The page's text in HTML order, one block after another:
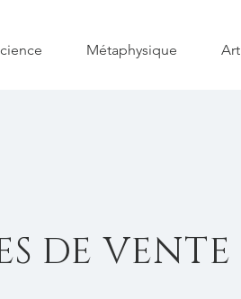
Métaphysique Art
DE VENTE